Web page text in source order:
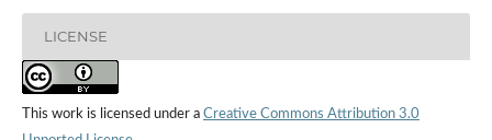
LICENSE
This work is licensed under a Creative Commons Attribution 3.0